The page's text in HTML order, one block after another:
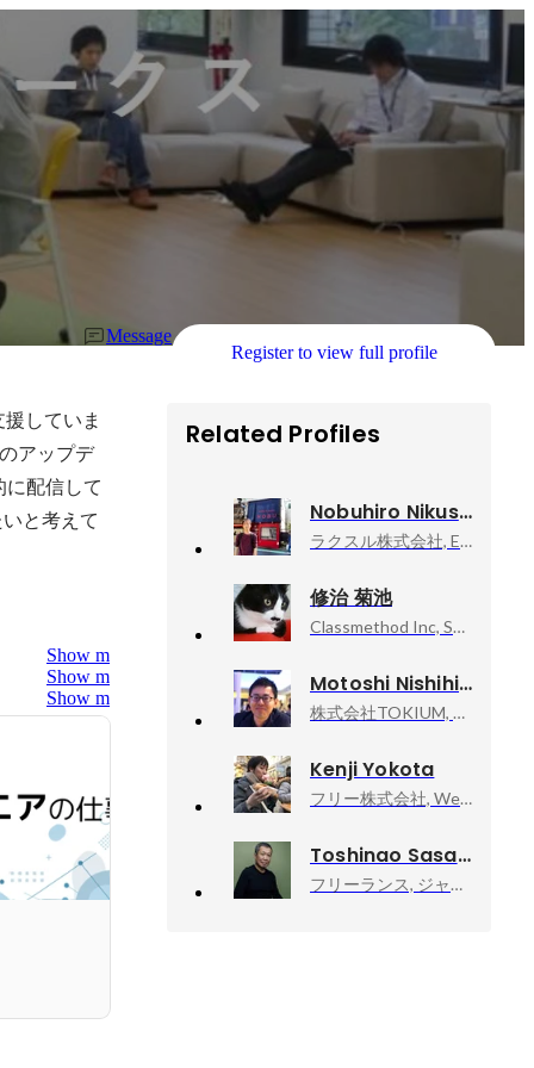
Message
Register to view full profile
していま
アップデ
に配信して
と考えて
Show more
Show more
Show more
Related Profiles
Nobuhiro Nikushi
ラクスル株式会社, Engineering head of ID Platform Group
修治 菊池
Classmethod Inc, Senior Solutions Architect / Director
Motoshi Nishihira
株式会社TOKIUM, CTO
Kenji Yokota
フリー株式会社, Webアプリケーションエンジニア／札幌支社長
Toshinao Sasaki
フリーランス, ジャーナリスト・作家